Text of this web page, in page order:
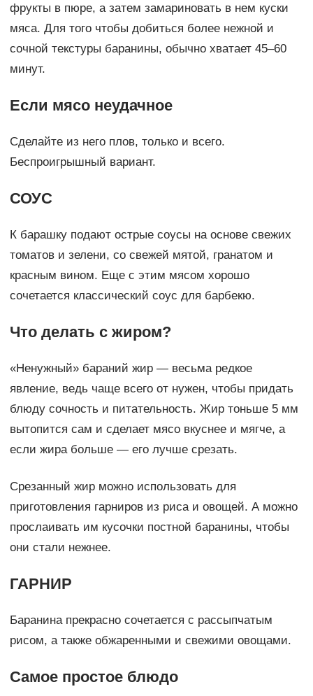
фрукты в пюре, а затем замариновать в нем куски
мяса. Для того чтобы добиться более нежной и
сочной текстуры баранины, обычно хватает 45–60
минут.
Если мясо неудачное
Сделайте из него плов, только и всего.
Беспроигрышный вариант.
СОУС
К барашку подают острые соусы на основе свежих
томатов и зелени, со свежей мятой, гранатом и
красным вином. Еще с этим мясом хорошо
сочетается классический соус для барбекю.
Что делать с жиром?
«Ненужный» бараний жир — весьма редкое
явление, ведь чаще всего от нужен, чтобы придать
блюду сочность и питательность. Жир тоньше 5 мм
вытопится сам и сделает мясо вкуснее и мягче, а
если жира больше — его лучше срезать.
Срезанный жир можно использовать для
приготовления гарниров из риса и овощей. А можно
прослаивать им кусочки постной баранины, чтобы
они стали нежнее.
ГАРНИР
Баранина прекрасно сочетается с рассыпчатым
рисом, а также обжаренными и свежими овощами.
Самое простое блюдо